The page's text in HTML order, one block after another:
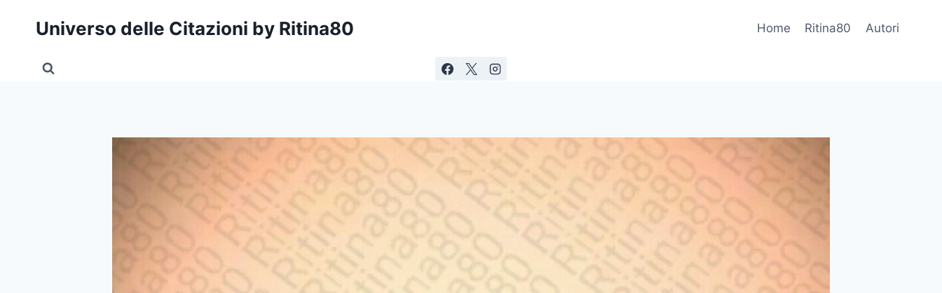
Universo delle Citazioni by Ritina80 Home Ritina80 Autori